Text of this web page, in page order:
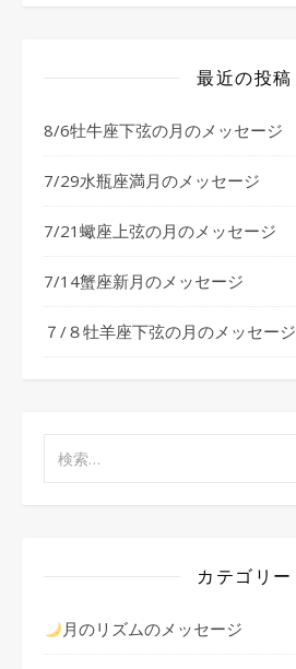
最近の投稿
8/6牡牛座下弦の月のメッセージ
7/29水瓶座満月のメッセージ
7/21蠍座上弦の月のメッセージ
7/14蟹座新月のメッセージ
７/８牡羊座下弦の月のメッセージ
カテゴリー
月のリズムのメッセージ